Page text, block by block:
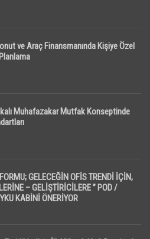
ve Araç Finansmanında Kişiye Özel
Muhafazakar Mutfak Konseptinde
GELECEĞİN OFİS TRENDİ İÇİN,
– GELİŞTİRİCİLERE ” POD /
KABİNİ ÖNERİYOR